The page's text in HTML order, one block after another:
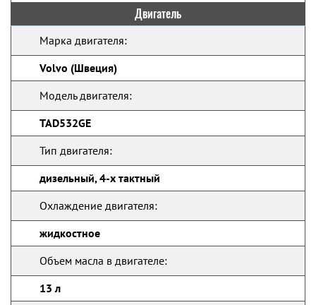
Двигатель
Марка двигателя:
Volvo (Швеция)
Модель двигателя:
TAD532GE
Тип двигателя:
дизельный, 4-х тактный
Охлаждение двигателя:
жидкостное
Объем масла в двигателе:
13 л